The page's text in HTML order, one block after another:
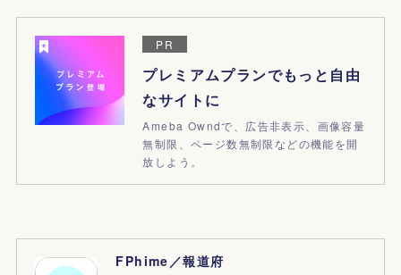
PR
プレミアムプランでもっと自由
なサイトに
Ameba Owndで、広告非表示、画像容量
無制限、ページ数無制限などの機能を開
放しよう。
FPhime／報道府